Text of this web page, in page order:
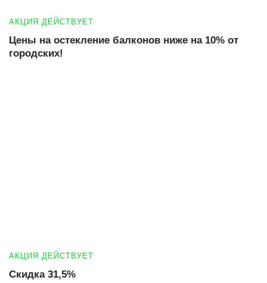
АКЦИЯ ДЕЙСТВУЕТ
Цены на остекление балконов ниже на 10% от
городских!
АКЦИЯ ДЕЙСТВУЕТ
Скидка 31,5%